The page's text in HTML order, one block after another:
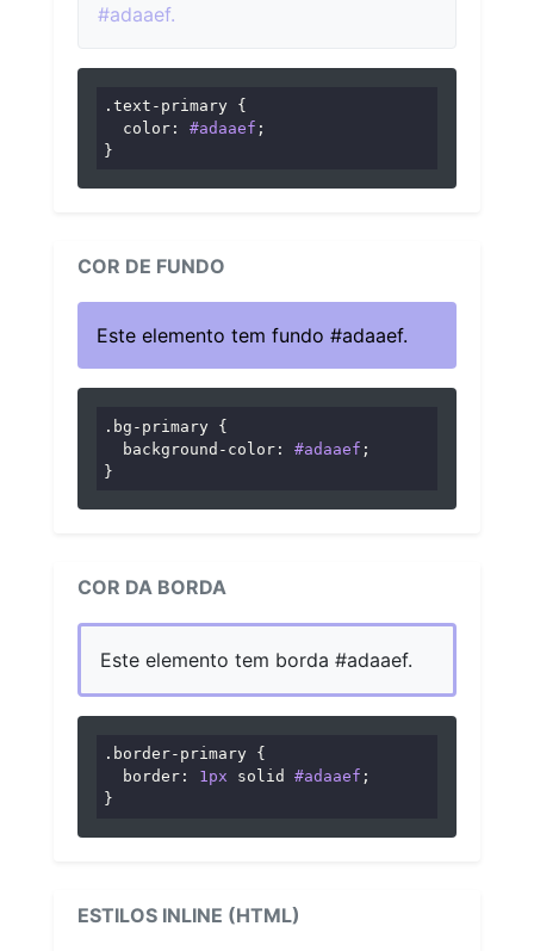
#adaaef.
.text-primary {
color : #adaaef ;
}
COR DE FUNDO
Este elemento tem fundo #adaaef.
.bg-primary {
background-color : #adaaef ;
}
COR DA BORDA
Este elemento tem borda #adaaef.
.border-primary {
border : 1px solid #adaaef ;
}
ESTILOS INLINE (HTML)